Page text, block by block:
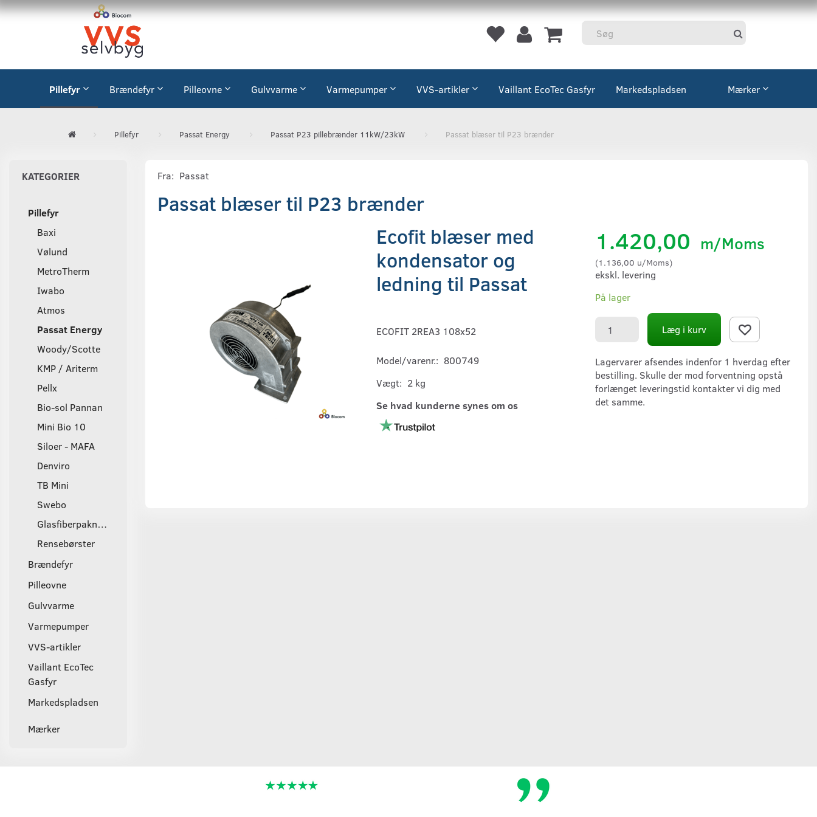
Pillefyr Brændefyr Pilleovne Gulvvarme Varmepumper VVS-artikler Vaillant EcoTec Gasfyr Markedspladsen Mærker
Pillefyr Passat Energy Passat P23 pillebrænder 11kW/23kW Passat blæser til P23 brænder
KATEGORIER
Pillefyr
Baxi
Vølund
MetroTherm
Iwabo
Atmos
Passat Energy
Woody/Scotte
KMP / Ariterm
Pellx
Bio-sol Pannan
Mini Bio 10
Siloer - MAFA
Denviro
TB Mini
Swebo
Glasfiberpakninger
Rensebørster
Brændefyr
Pilleovne
Gulvvarme
Varmepumper
VVS-artikler
Vaillant EcoTec
Gasfyr
Markedspladsen
Mærker
Fra: Passat
Passat blæser til P23 brænder
Ecofit blæser med
kondensator og
ledning til Passat
ECOFIT 2REA3 108x52
Model/varenr.: 800749
Vægt: 2 kg
Se hvad kunderne synes om os
1.420,00 m/Moms
(1.136,00 u/Moms)
ekskl. levering
På lager
Læg i kurv
Lagervarer afsendes indenfor 1 hverdag efter
bestilling. Skulle der mod forventning opstå
forlænget leveringstid kontakter vi dig med
det samme.